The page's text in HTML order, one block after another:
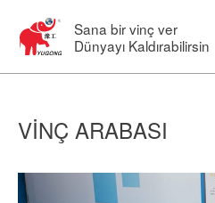
Sana bir vinç ver
Dünyayı Kaldırabilirsin
VINÇ ARABASI